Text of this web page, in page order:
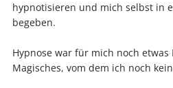
hypnotisieren und mich selbst in
begeben.
Hypnose war für mich noch etwas
Magisches, vom dem ich noch